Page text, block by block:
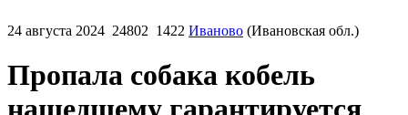
24 августа 2024 24802 1422 Иваново (Ивановская обл.)
Пропала собака кобель